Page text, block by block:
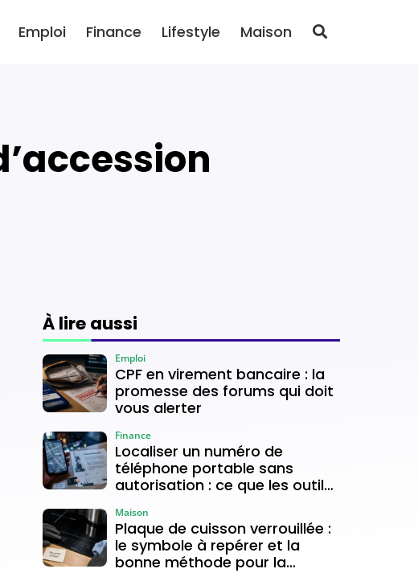
Emploi Finance Lifestyle Maison
À lire aussi
CPF en virement bancaire : la
promesse des forums qui doit
vous alerter
Emploi
Localiser un numéro de
téléphone portable sans
autorisation : ce que les outils
Finance
Plaque de cuisson verrouillée :
le symbole à repérer et la
bonne méthode pour la
Maison